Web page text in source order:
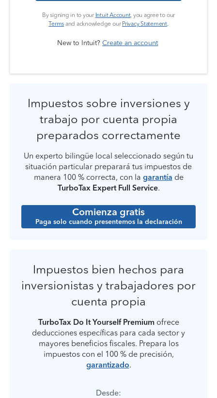
By signing in to your Intuit Account, you agree to our
Terms and acknowledge our Privacy Statement.
New to Intuit? Create an account
Impuestos sobre inversiones y
trabajo por cuenta propia
preparados correctamente
Un experto bilingüe local seleccionado según tu
situación particular preparará tus impuestos de
manera 100 % correcta, con la garantía de
TurboTax Expert Full Service.
Comienza gratis
Paga solo cuando presentemos la declaración
Impuestos bien hechos para
inversionistas y trabajadores por
cuenta propia
TurboTax Do It Yourself Premiumofrece
deducciones específicas para cada sector y
mayores beneficios fiscales. Prepara los
impuestos con el 100 % de precisión,
garantizado.
Desde: